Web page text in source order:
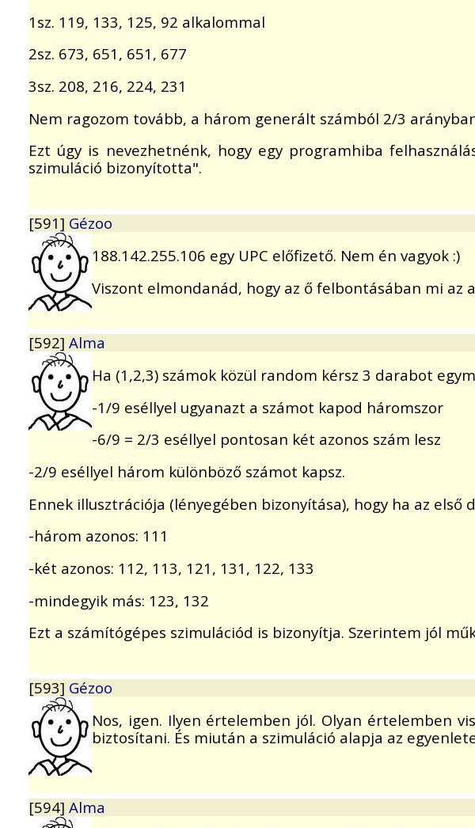
1sz. 119, 133, 125, 92 alkalommal
2sz. 673, 651, 651, 677
3sz. 208, 216, 224, 231
Nem ragozom tovább, a három generált számból 2/3
Ezt úgy is nevezhetnénk, hogy egy programhiba
szimuláció bizonyította".
[591] Gézoo
188.142.255.106 egy UPC előfizető. Nem én vagyok :)
Viszont elmondanád, hogy az ő felbontásában mi
[592] Alma
Ha (1,2,3) számok közül random kérsz 3 darabot
-1/9 eséllyel ugyanazt a számot kapod háromszor
-6/9 = 2/3 eséllyel pontosan két azonos szám lesz
-2/9 eséllyel három különböző számot kapsz.
Ennek illusztrációja (lényegében bizonyítása), hogy ha az
-három azonos: 111
-két azonos: 112, 113, 121, 131, 122, 133
-mindegyik más: 123, 132
Ezt a számítógépes szimulációd is bizonyítja. Szerintem jól
[593] Gézoo
Nos, igen. Ilyen értelemben jól. Olyan értelemben
biztosítani. És miután a szimuláció alapja az
[594] Alma